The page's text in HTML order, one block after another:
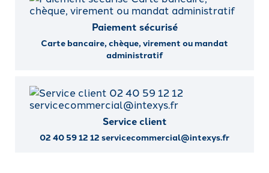
Paiement sécurisé
Carte bancaire, chèque, virement ou mandat
administratif
Service client
02 40 59 12 12 servicecommercial@intexys.fr